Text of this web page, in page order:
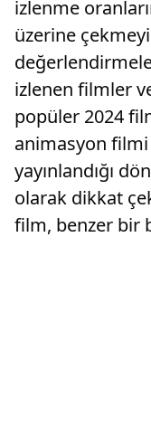
izlenme
üzerine çekmeyi
izlenen filmler
popüler 2024
animasyon
yayınlandığı
olarak dikkat
film, benzer bir